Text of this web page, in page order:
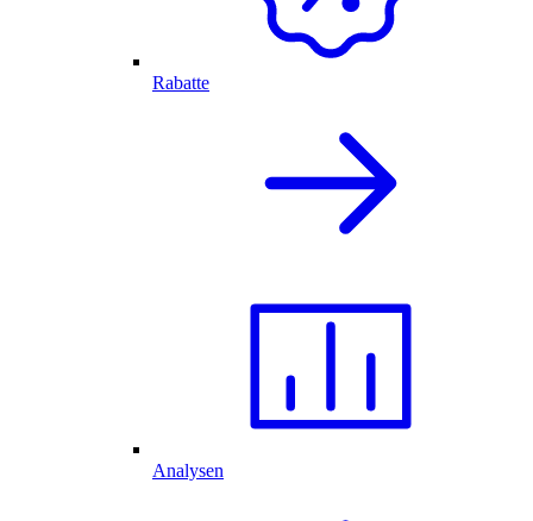
Rabatte
Analysen